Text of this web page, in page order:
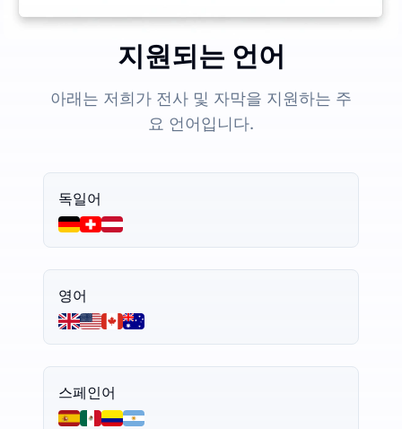
지원되는 언어
아래는 저희가 전사 및 자막을 지원하는 주
요 언어입니다.
독일어
영어
스페인어